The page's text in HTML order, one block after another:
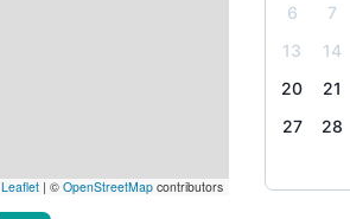
6
7
13
14
20
21
27
28
Leaflet | © OpenStreetMap contributors